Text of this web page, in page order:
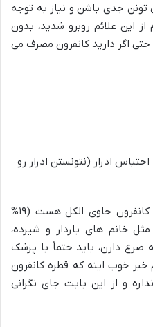
جدی باشن و نیاز به توجه
این علائم روبرو شدید، بدون
اگر دارید کانفرون مصرف می
ادرار (نتونستن ادرار رو
همونطور که قبلاً هم گفتیم، چون کانفرون حاوی الکل هست (۱۹%
خانم های باردار و شیرده،
صرع دارن، باید حتماً با پزشک
خبر خوب اینه که قطره کانفرون
و از این بابت جای نگرانی